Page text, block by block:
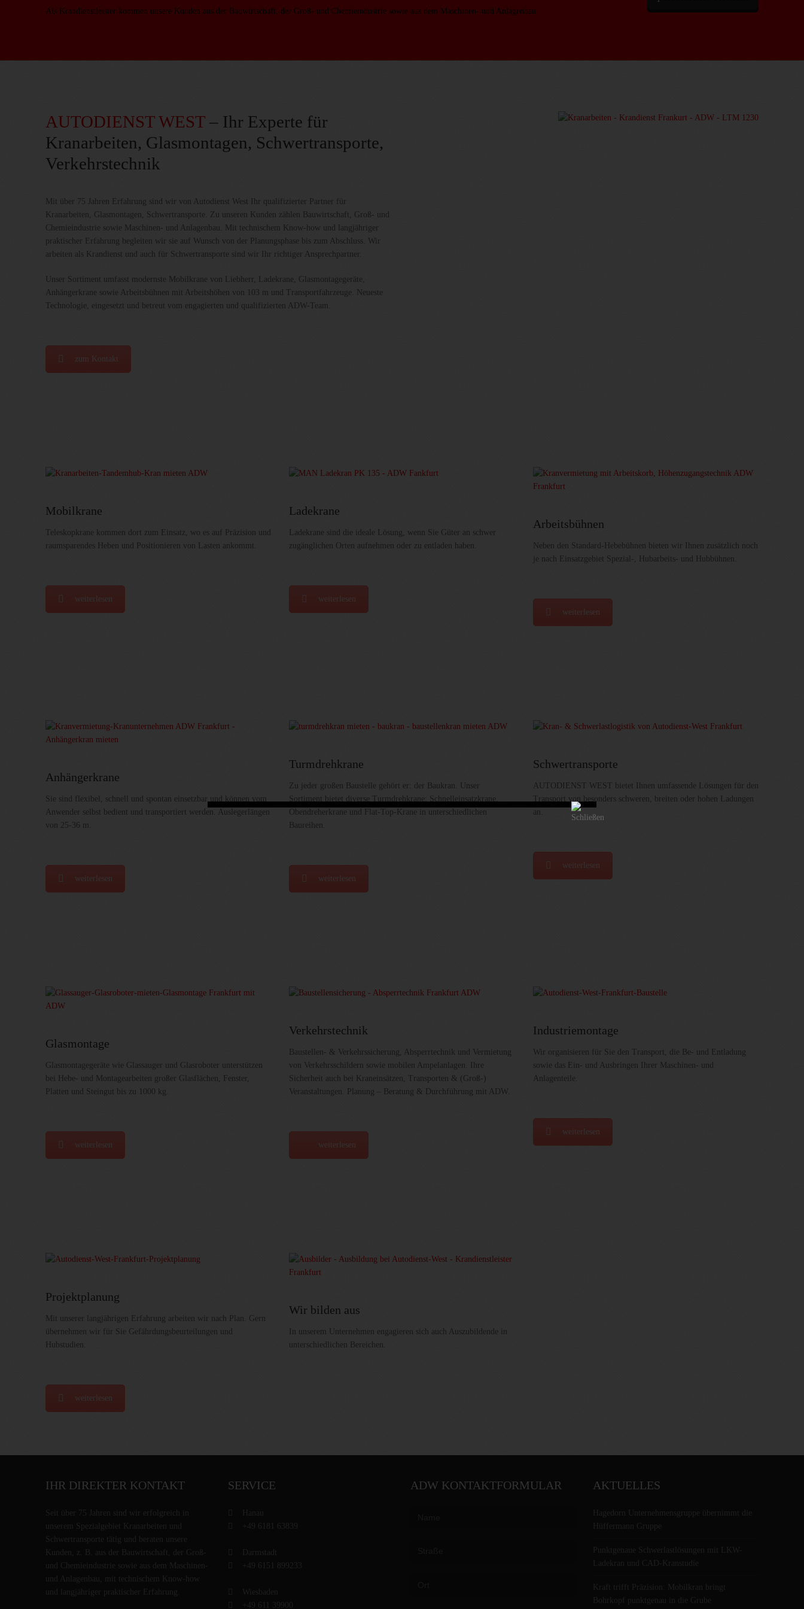
Als Krandienstleister kommen unsere Kunden aus der Bauwirtschaft, der Groß- und Chemieindustrie sowie aus dem Maschinen- und Anlagenbau
AUTODIENST WEST – Ihr Experte für
Kranarbeiten, Glasmontagen, Schwertransporte,
Verkehrstechnik
Mit über 75 Jahren Erfahrung sind wir von Autodienst West Ihr qualifizierter Partner für
Kranarbeiten, Glasmontagen, Schwertransporte. Zu unseren Kunden zählen Bauwirtschaft, Groß- und
Chemieindustrie sowie Maschinen- und Anlagenbau. Mit technischem Know-how und langjähriger
praktischer Erfahrung begleiten wir sie auf Wunsch von der Planungsphase bis zum Abschluss. Wir
arbeiten als Krandienst und auch für Schwertransporte sind wir Ihr richtiger Ansprechpartner.
Unser Sortiment umfasst modernste Mobilkrane von Liebherr, Ladekrane, Glasmontagegeräte,
Anhängerkrane sowie Arbeitsbühnen mit Arbeitshöhen von 103 m und Transportfahrzeuge. Neueste
Technologie, eingesetzt und betreut vom engagierten und qualifizierten ADW-Team.
zum Kontakt
Mobilkrane
Teleskopkrane kommen dort zum Einsatz, wo es auf Präzision und
raumsparendes Heben und Positionieren von Lasten ankommt.
weiterlesen
Ladekrane
Ladekrane sind die ideale Lösung, wenn Sie Güter an schwer
zugänglichen Orten aufnehmen oder zu entladen haben.
weiterlesen
Arbeitsbühnen
Neben den Standard-Hebebühnen bieten wir Ihnen zusätzlich noch
je nach Einsatzgebiet Spezial-, Hubarbeits- und Hubbühnen.
weiterlesen
Anhängerkrane
Sie sind flexibel, schnell und spontan einsetzbar und können vom
Anwender selbst bedient und transportiert werden. Auslegerlängen
von 25-36 m.
weiterlesen
Turmdrehkrane
Zu jeder großen Baustelle gehört er: der Baukran. Unser
Sortiment bietet diverse Turmdrehkrane: Schnelleinsatzkrane,
Obendreherkrane und Flat-Top-Krane in unterschiedlichen
Baureihen.
weiterlesen
Schwertransporte
AUTODIENST WEST bietet Ihnen umfassende Lösungen für den
Transport von besonders schweren, breiten oder hohen Ladungen
an.
weiterlesen
Glasmontage
Glasmontagegeräte wie Glassauger und Glasroboter unterstützen
bei Hebe- und Montagearbeiten großer Glasflächen, Fenster,
Platten und Steingut bis zu 1000 kg.
weiterlesen
Verkehrstechnik
Baustellen- & Verkehrssicherung, Absperrtechnik und Vermietung
von Verkehrsschildern sowie mobilen Ampelanlagen. Ihre
Sicherheit auch bei Kraneinsätzen, Transporten & (Groß-)
Veranstaltungen. Planung – Beratung & Durchführung mit ADW.
weiterlesen
Industriemontage
Wir organisieren für Sie den Transport, die Be- und Entladung
sowie das Ein- und Ausbringen Ihrer Maschinen- und
Anlagenteile.
weiterlesen
Projektplanung
Mit unserer langjährigen Erfahrung arbeiten wir nach Plan. Gern
übernehmen wir für Sie Gefährdungsbeurteilungen und
Hubstudien.
weiterlesen
Wir bilden aus
In unserem Unternehmen engagieren sich auch Auszubildende in
unterschiedlichen Bereichen.
IHR DIREKTER KONTAKT SERVICE ADW KONTAKTFORMULAR AKTUELLES